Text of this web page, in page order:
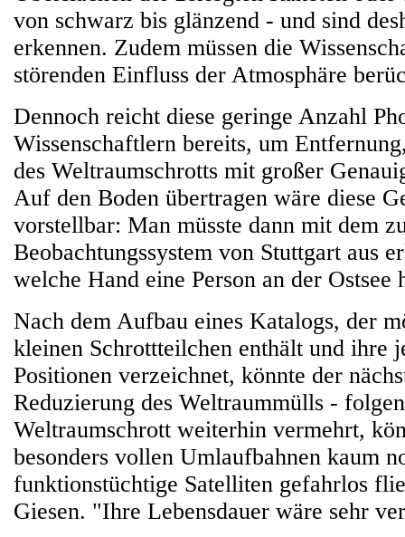
von schwarz bis glänzend - und sind
erkennen. Zudem müssen die
störenden Einfluss der Atmosphäre
Dennoch reicht diese geringe Anzahl
Wissenschaftlern bereits, um
des Weltraumschrotts mit großer
Auf den Boden übertragen wäre diese
vorstellbar: Man müsste dann mit dem
Beobachtungssystem von Stuttgart aus
welche Hand eine Person an der Ostsee
Nach dem Aufbau eines Katalogs, der
kleinen Schrottteilchen enthält und ihre
Positionen verzeichnet, könnte der
Reduzierung des Weltraummülls -
Weltraumschrott weiterhin vermehrt,
besonders vollen Umlaufbahnen kaum
funktionstüchtige Satelliten gefahrlos
Giesen. "Ihre Lebensdauer wäre sehr